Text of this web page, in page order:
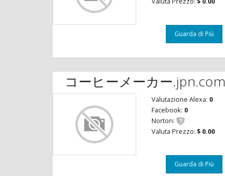
Guarda di Più
コーヒーメーカー.jpn.com
Valutazione Alexa: 0
Facebook: 0
Norton:
Valuta Prezzo: $ 0.00
Guarda di Più